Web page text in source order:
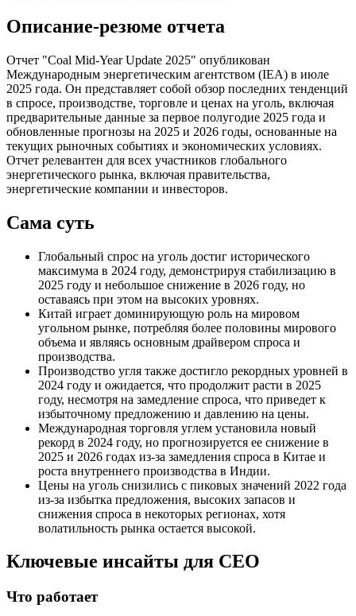
Описание-резюме отчета
Отчет "Coal Mid-Year Update 2025" опубликован
Международным энергетическим агентством (IEA) в июле
2025 года. Он представляет собой обзор последних тенденций
в спросе, производстве, торговле и ценах на уголь, включая
предварительные данные за первое полугодие 2025 года и
обновленные прогнозы на 2025 и 2026 годы, основанные на
текущих рыночных событиях и экономических условиях.
Отчет релевантен для всех участников глобального
энергетического рынка, включая правительства,
энергетические компании и инвесторов.
Сама суть
Глобальный спрос на уголь достиг исторического
максимума в 2024 году, демонстрируя стабилизацию в
2025 году и небольшое снижение в 2026 году, но
оставаясь при этом на высоких уровнях.
Китай играет доминирующую роль на мировом
угольном рынке, потребляя более половины мирового
объема и являясь основным драйвером спроса и
производства.
Производство угля также достигло рекордных уровней в
2024 году и ожидается, что продолжит расти в 2025
году, несмотря на замедление спроса, что приведет к
избыточному предложению и давлению на цены.
Международная торговля углем установила новый
рекорд в 2024 году, но прогнозируется ее снижение в
2025 и 2026 годах из-за замедления спроса в Китае и
роста внутреннего производства в Индии.
Цены на уголь снизились с пиковых значений 2022 года
из-за избытка предложения, высоких запасов и
снижения спроса в некоторых регионах, хотя
волатильность рынка остается высокой.
Ключевые инсайты для СЕО
Что работает